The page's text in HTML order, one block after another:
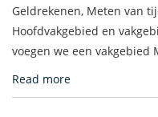
Geldrekenen, Meten van
Hoofdvakgebied en
voegen we een vakgebied
Read more